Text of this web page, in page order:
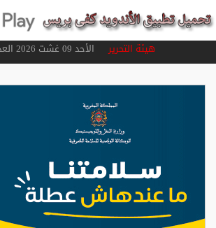
هيئة التحريرالأحد 09 غشت 2026 العدد : 5493